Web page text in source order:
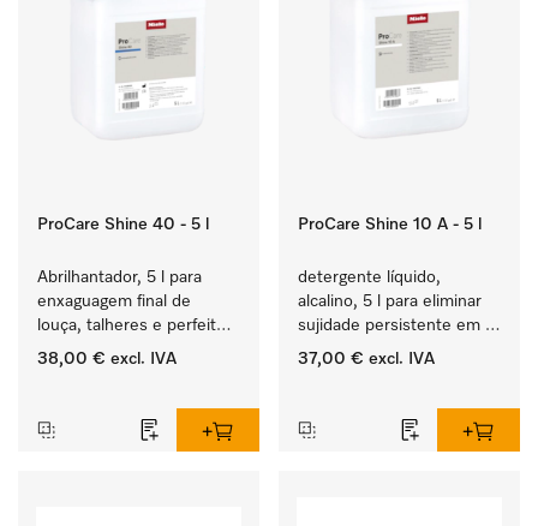
ProCare Shine 40 - 5 l
Abrilhantador, 5 l para
enxaguagem final de
louça, talheres e perfeito
para copos.
38,00 € excl. IVA
ProCare Shine 10 A - 5 l
detergente líquido,
alcalino, 5 l para eliminar
sujidade persistente em
louça, talheres e copos.
37,00 € excl. IVA